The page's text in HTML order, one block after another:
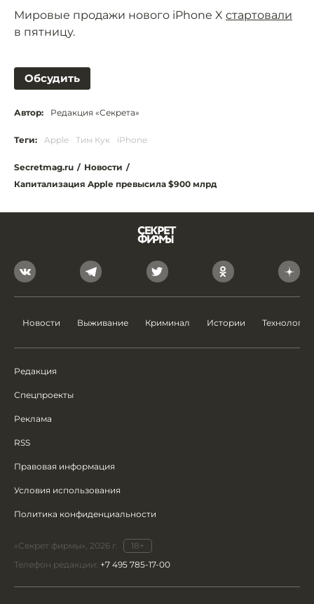
Мировые продажи нового iPhone X стартовали
в пятницу.
Обсудить
Автор: Редакция «Секрета»
Теги: Apple Тим Кук iPhone
Secretmag.ru / Новости /
Капитализация Apple превысила $900 млрд
Новости Выживание Криминал Истории Технологии
Редакция
Спецпроекты
Реклама
RSS
Правовая информация
Условия использования
Политика конфиденциальности
«Секрет фирмы», 2026 г.
18+
Телефон редакции: +7 495 785-17-00